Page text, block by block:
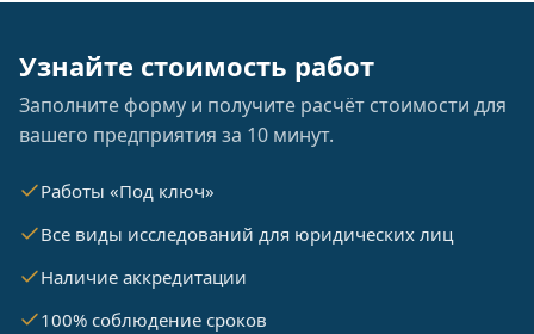
Узнайте стоимость работ
Заполните форму и получите расчёт стоимости для
вашего предприятия за 10 минут.
Работы «Под ключ»
Все виды исследований для юридических лиц
Наличие аккредитации
100% соблюдение сроков